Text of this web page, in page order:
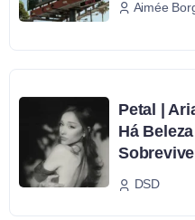
Aimée
Petal |
Há
DSD